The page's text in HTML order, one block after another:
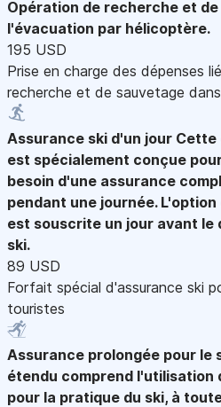
Opération de recherche et
l'évacuation par hélicoptère.
195 USD
Prise en charge des dépenses
recherche et de sauvetage
Assurance ski d'un jour Cette
est spécialement conçue
besoin d'une assurance
pendant une journée.
est souscrite un jour avant le
ski.
89 USD
Forfait spécial d'assurance ski
touristes
Assurance prolongée pour le
étendu comprend l'utilisation
pour la pratique du ski, à